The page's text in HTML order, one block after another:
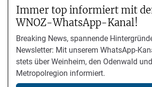
Immer top informiert mit
WNOZ-WhatsApp-Kanal!
Breaking News, spannende
Newsletter: Mit unserem WhatsApp-
stets über Weinheim, den Odenwald
Metropolregion informiert.